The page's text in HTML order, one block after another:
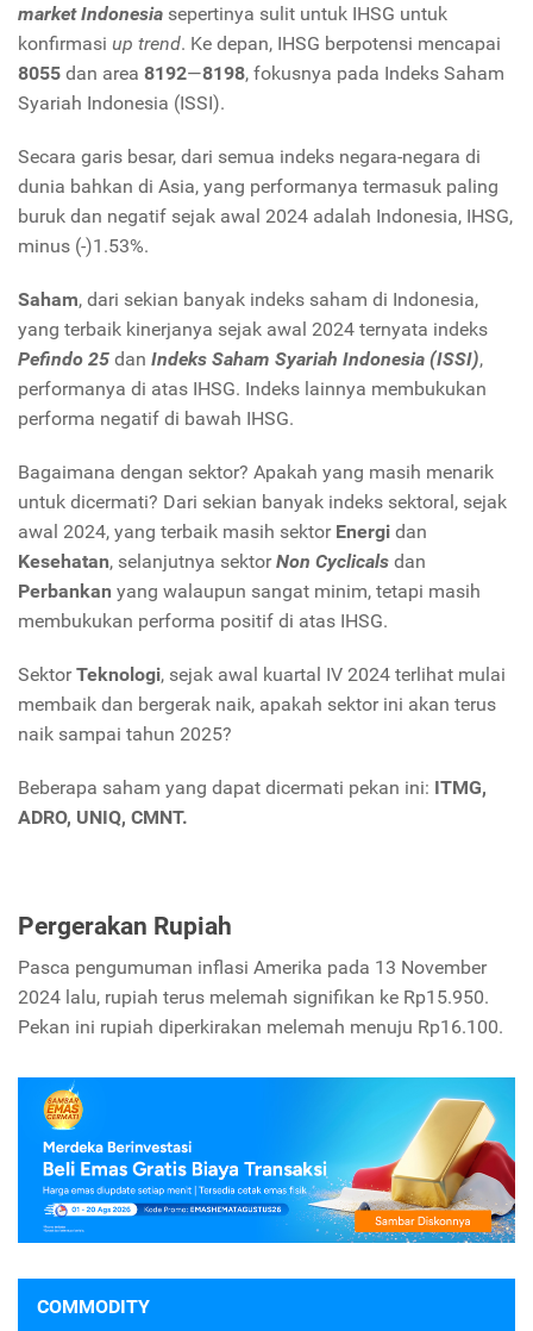
market Indonesia sepertinya sulit untuk IHSG untuk
konfirmasi up trend. Ke depan, IHSG berpotensi mencapai
8055 dan area 8192—8198, fokusnya pada Indeks Saham
Syariah Indonesia (ISSI).
Secara garis besar, dari semua indeks negara-negara di
dunia bahkan di Asia, yang performanya termasuk paling
buruk dan negatif sejak awal 2024 adalah Indonesia, IHSG,
minus (-)1.53%.
Saham, dari sekian banyak indeks saham di Indonesia,
yang terbaik kinerjanya sejak awal 2024 ternyata indeks
Pefindo 25 dan Indeks Saham Syariah Indonesia (ISSI),
performanya di atas IHSG. Indeks lainnya membukukan
performa negatif di bawah IHSG.
Bagaimana dengan sektor? Apakah yang masih menarik
untuk dicermati? Dari sekian banyak indeks sektoral, sejak
awal 2024, yang terbaik masih sektor Energi dan
Kesehatan, selanjutnya sektorNon Cyclicals dan
Perbankan yang walaupun sangat minim, tetapi masih
membukukan performa positif di atas IHSG.
SektorTeknologi, sejak awal kuartal IV 2024 terlihat mulai
membaik dan bergerak naik, apakah sektor ini akan terus
naik sampai tahun 2025?
Beberapa saham yang dapat dicermati pekan ini: ITMG,
ADRO, UNIQ, CMNT.
Pergerakan Rupiah
Pasca pengumuman inflasi Amerika pada 13 November
2024 lalu, rupiah terus melemah signifikan ke Rp15.950.
Pekan ini rupiah diperkirakan melemah menuju Rp16.100.
COMMODITY